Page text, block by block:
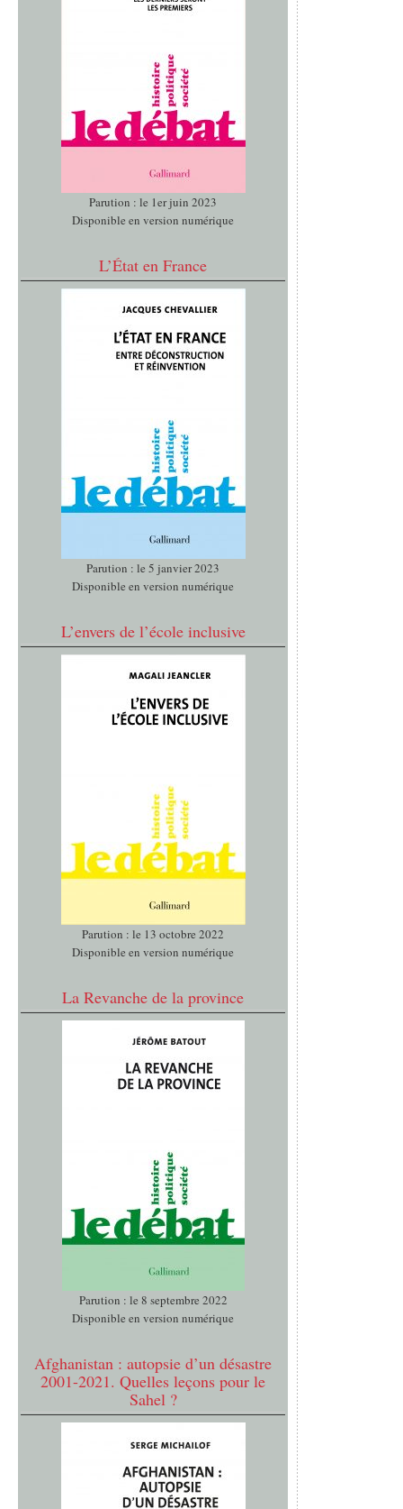
Parution : le 1er juin 2023
Disponible en version numérique
L’État en France
Parution : le 5 janvier 2023
Disponible en version numérique
L’envers de l’école inclusive
Parution : le 13 octobre 2022
Disponible en version numérique
La Revanche de la province
Parution : le 8 septembre 2022
Disponible en version numérique
Afghanistan : autopsie d’un désastre
2001-2021. Quelles leçons pour le
Sahel ?